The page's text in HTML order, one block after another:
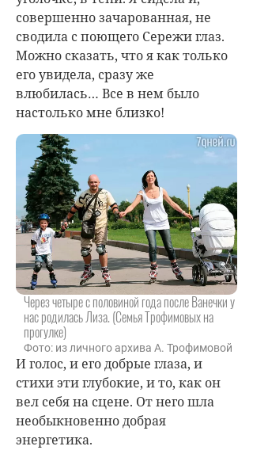
совершенно зачарованная, не
сводила с поющего Сережи глаз.
Можно сказать, что я как только
его увидела, сразу же
влюбилась… Все в нем было
настолько мне близко!
Через четыре с половиной года после Ванечки у
нас родилась Лиза. (Семья Трофимовых на
прогулке)
Фото: из личного архива А. Трофимовой
И голос, и его добрые глаза, и
стихи эти глубокие, и то, как он
вел себя на сцене. От него шла
необыкновенно добрая
энергетика.